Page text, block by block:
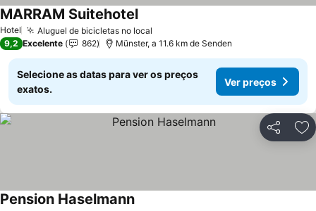
Hotel Aluguel de bicicletas no local
MARRAM Suitehotel
9,2 Excelente 862 Münster, a 11.6 km de Senden
Selecione as datas para ver os preços
exatos.
Ver preços
Partilhar
Pension Haselmann